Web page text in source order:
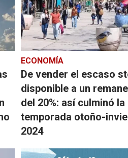
ECONOMÍA
De vender el escaso
disponible a un
del 20%: así culminó la
temporada otoño-
2024